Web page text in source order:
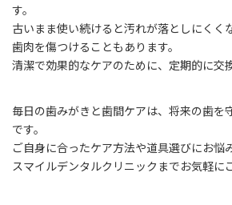
す。
古いまま使い続けると汚れが落としにくく
歯肉を傷つけることもあります。
清潔で効果的なケアのために、定期的に交
毎日の歯みがきと歯間ケアは、将来の歯を
です。
ご自身に合ったケア方法や道具選びにお悩
スマイルデンタルクリニックまでお気軽に